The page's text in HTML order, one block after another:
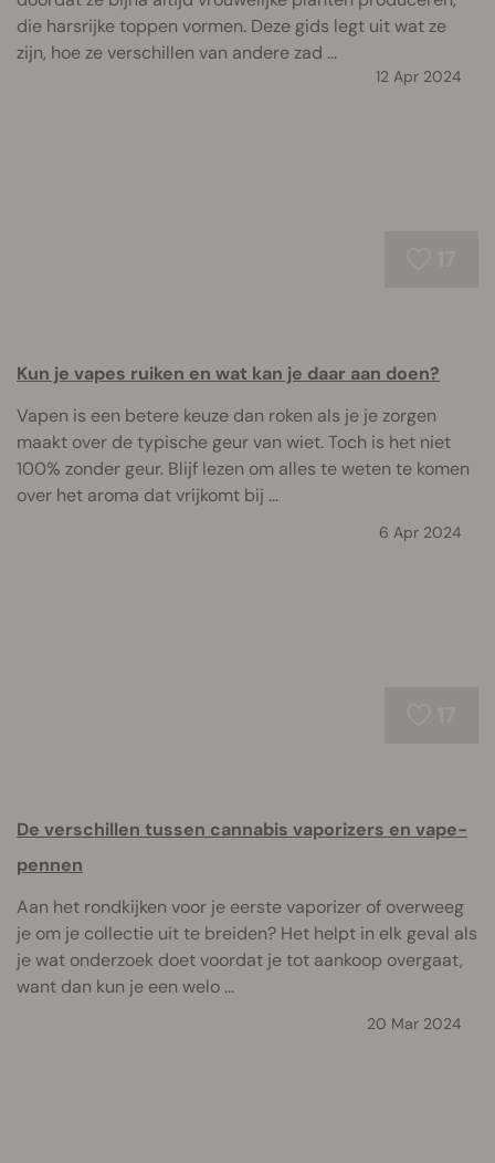
die harsrijke toppen vormen. Deze gids legt uit wat ze
zijn, hoe ze verschillen van andere zad ...
12 Apr 2024
Kun je vapes ruiken en wat kan je daar aan doen?
Vapen is een betere keuze dan roken als je je zorgen
maakt over de typische geur van wiet. Toch is het niet
100% zonder geur. Blijf lezen om alles te weten te komen
over het aroma dat vrijkomt bij ...
6 Apr 2024
De verschillen tussen cannabis vaporizers en vape-
pennen
Aan het rondkijken voor je eerste vaporizer of overweeg
je om je collectie uit te breiden? Het helpt in elk geval als
je wat onderzoek doet voordat je tot aankoop overgaat,
want dan kun je een welo ...
20 Mar 2024